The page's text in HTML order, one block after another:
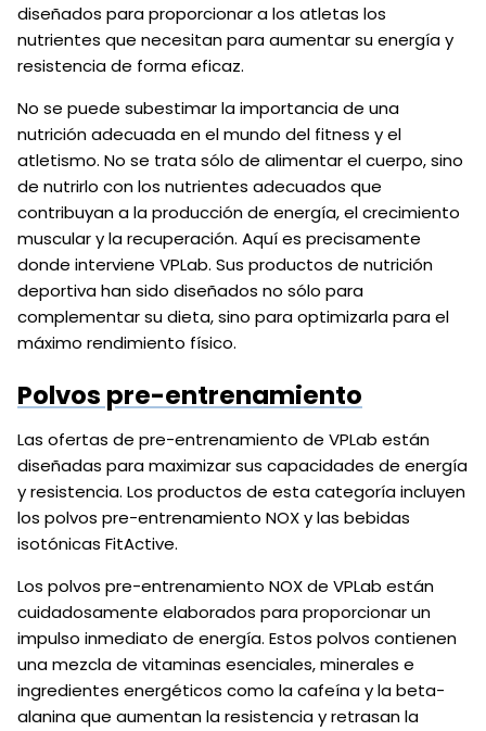
diseñados para proporcionar a los atletas los
nutrientes que necesitan para aumentar su energía y
resistencia de forma eficaz.
No se puede subestimar la importancia de una
nutrición adecuada en el mundo del fitness y el
atletismo. No se trata sólo de alimentar el cuerpo, sino
de nutrirlo con los nutrientes adecuados que
contribuyan a la producción de energía, el crecimiento
muscular y la recuperación. Aquí es precisamente
donde interviene VPLab. Sus productos de nutrición
deportiva han sido diseñados no sólo para
complementar su dieta, sino para optimizarla para el
máximo rendimiento físico.
Polvos pre-entrenamiento
Las ofertas de pre-entrenamiento de VPLab están
diseñadas para maximizar sus capacidades de energía
y resistencia. Los productos de esta categoría incluyen
los polvos pre-entrenamiento NOX y las bebidas
isotónicas FitActive.
Los polvos pre-entrenamiento NOX de VPLab están
cuidadosamente elaborados para proporcionar un
impulso inmediato de energía. Estos polvos contienen
una mezcla de vitaminas esenciales, minerales e
ingredientes energéticos como la cafeína y la beta-
alanina que aumentan la resistencia y retrasan la